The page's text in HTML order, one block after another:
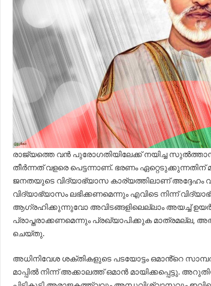
രാജ്യത്തെ വന്‍ പുരോഗതിയിലേക്ക് നയിച്ച
തീര്‍ന്നത് വളരെ പെട്ടന്നാണ്. ഭരണം ഏറ്റെടുക്കുന്നതിന്
ജനതയുടെ വിദ്യാഭ്യാസ കാര്യത്തിലാണ് അദ്ദേഹം
വിദ്യാഭ്യാസം ലഭിക്കണമെന്നും എവിടെ നിന്ന്
ആഗ്രഹിക്കുന്നുവോ അവിടങ്ങളിലെല്ലാം അയച്ച്
പ്രാപ്തരാക്കണമെന്നും പ്രഖ്യാപിക്കുക മാത്രമല്ല,
ചെയ്തു.
അധിനിവേശ ശക്തികളുടെ പടയോട്ടം ഒമാൻ്റെ
മാപ്പിൽ നിന്ന് അക്കാലത്ത് ഒമാൻ മായിക്കപ്പെട്ടു.